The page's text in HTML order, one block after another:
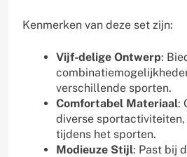
Kenmerken van deze set zijn:
Vijf-delige Ontwerp:
verschillende sporten.
Comfortabel Materiaal:
diverse
tijdens het sporten.
Modieuze Stijl: Past bij